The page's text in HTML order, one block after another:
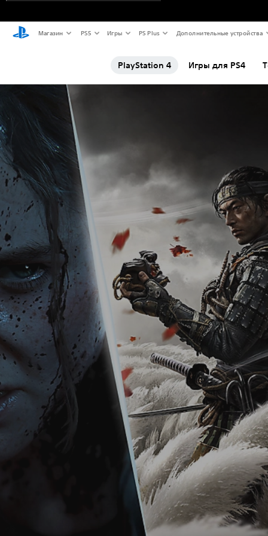
Магазин PS5 Игры PS Plus Дополнительные устройства
PlayStation 4 Игры для PS4